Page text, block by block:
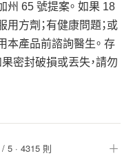
州 65 號提案。 如果 18
用方劑；有健康問題；或
本產品前諮詢醫生。 存
密封破損或丟失，請勿
/5 ·4315 則 ＋